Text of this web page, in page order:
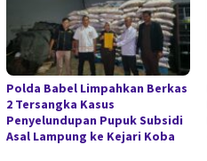
Polda Babel Limpahkan Berkas
2 Tersangka Kasus
Penyelundupan Pupuk Subsidi
Asal Lampung ke Kejari Koba